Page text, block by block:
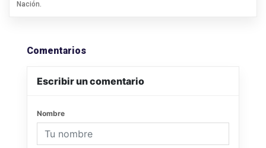
Nación.
Comentarios
Escribir un comentario
Nombre